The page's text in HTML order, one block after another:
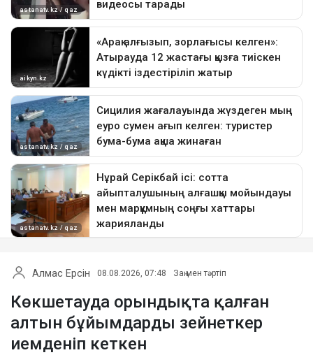
Алмас Ерсін 08.08.2026, 07:48 Заң мен тәртіп
Көкшетауда орындықта қалған
алтын бұйымдарды зейнеткер
иемденіп кеткен